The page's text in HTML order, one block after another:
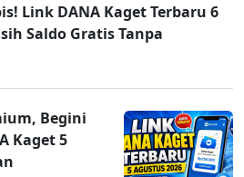
Link DANA Kaget Terbaru 6
Saldo Gratis Tanpa
Begini
Kaget 5